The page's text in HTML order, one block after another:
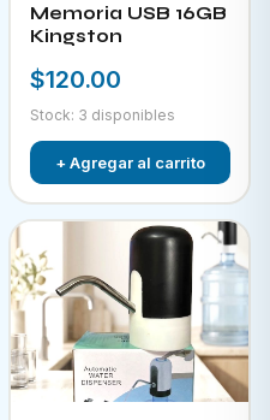
Memoria USB 16GB
Kingston
$120.00
Stock: 3 disponibles
+ Agregar al carrito